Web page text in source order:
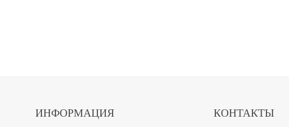
ИНФОРМАЦИЯ КОНТАКТЫ